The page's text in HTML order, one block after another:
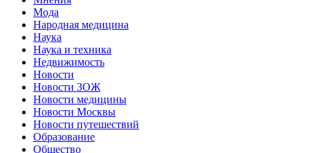
Мода
Народная медицина
Наука
Наука и техника
Недвижимость
Новости
Новости ЗОЖ
Новости медицины
Новости Москвы
Новости путешествий
Образование
Общество